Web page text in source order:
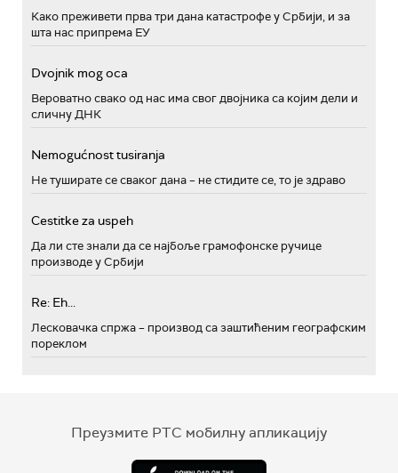
Како преживети прва три дана катастрофе у Србији, и за
шта нас припрема ЕУ
Dvojnik mog oca
Вероватно свако од нас има свог двојника са којим дели и
сличну ДНК
Nemogućnost tusiranja
Не туширате се сваког дана – не стидите се, то је здраво
Cestitke za uspeh
Да ли сте знали да се најбоље грамофонске ручице
производе у Србији
Re: Eh...
Лесковачка спржа – производ са заштићеним географским
пореклом
Преузмите РТС мобилну апликацију